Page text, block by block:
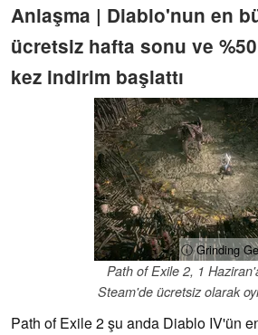
Anlaşma | Diablo'nun en
ücretsiz hafta sonu ve
kez indirim başlattı
ⓘ Grinding
Path of Exile 2, 1
Steam'de ücretsiz olarak
Path of Exile 2 şu anda Diablo IV'ün